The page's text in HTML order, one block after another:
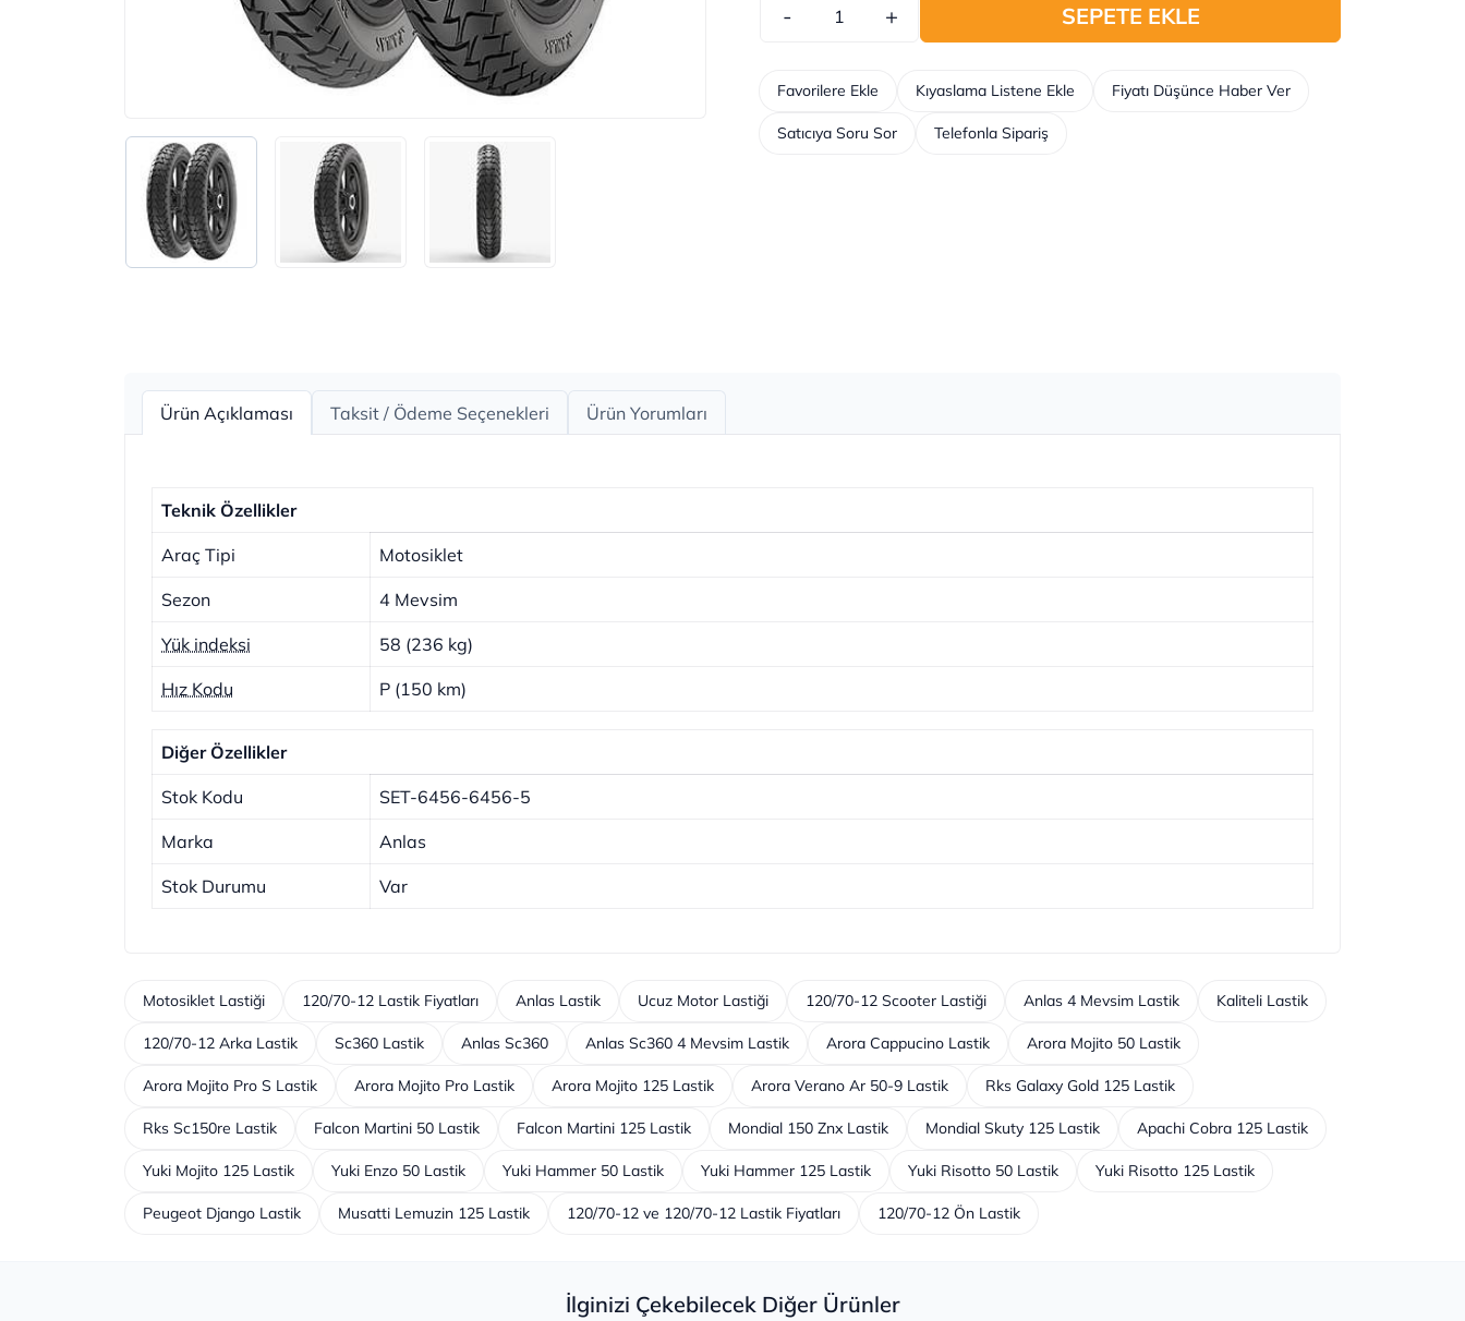
- + SEPETE EKLE
Telefonla Sipariş
Kıyaslama Listene Ekle
Favorilere Ekle Fiyatı Düşünce Haber Ver
Satıcıya Soru Sor
Ürün Açıklaması Taksit / Ödeme Seçenekleri Ürün Yorumları
Teknik Özellikler
Araç Tipi Motosiklet
Sezon 4 Mevsim
Yük indeksi 58 (236 kg)
Hız Kodu P (150 km)
Diğer Özellikler
Stok Kodu SET-6456-6456-5
Marka Anlas
Stok Durumu Var
Motosiklet Lastiği 120/70-12 Lastik Fiyatları Anlas Lastik Ucuz Motor Lastiği 120/70-12 Scooter Lastiği Anlas 4 Mevsim Lastik Kaliteli Lastik
120/70-12 Arka Lastik Sc360 Lastik Anlas Sc360 Anlas Sc360 4 Mevsim Lastik Arora Cappucino Lastik Arora Mojito 50 Lastik
Arora Mojito Pro S Lastik Arora Mojito Pro Lastik Arora Mojito 125 Lastik Arora Verano Ar 50-9 Lastik Rks Galaxy Gold 125 Lastik
Rks Sc150re Lastik Falcon Martini 50 Lastik Falcon Martini 125 Lastik Mondial 150 Znx Lastik Mondial Skuty 125 Lastik Apachi Cobra 125 Lastik
Yuki Mojito 125 Lastik Yuki Enzo 50 Lastik Yuki Hammer 50 Lastik Yuki Hammer 125 Lastik Yuki Risotto 50 Lastik Yuki Risotto 125 Lastik
Peugeot Django Lastik Musatti Lemuzin 125 Lastik 120/70-12 ve 120/70-12 Lastik Fiyatları 120/70-12 Ön Lastik
İlginizi Çekebilecek Diğer Ürünler